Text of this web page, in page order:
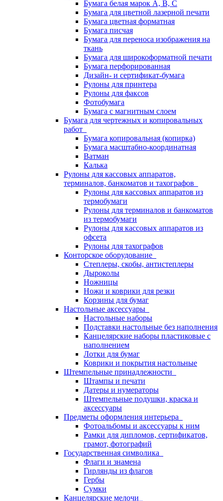
Бумага белая марок А, В, С
Бумага для цветной лазерной печати
Бумага цветная форматная
Бумага писчая
Бумага для переноса изображения на
ткань
Бумага для широкоформатной печати
Бумага перфорированная
Дизайн- и сертификат-бумага
Рулоны для принтера
Рулоны для факсов
Фотобумага
Бумага с магнитным слоем
Бумага для чертежных и копировальных
работ
Бумага копировальная (копирка)
Бумага масштабно-координатная
Ватман
Калька
Рулоны для кассовых аппаратов,
терминалов, банкоматов и тахографов
Рулоны для кассовых аппаратов из
термобумаги
Рулоны для терминалов и банкоматов
из термобумаги
Рулоны для кассовых аппаратов из
офсета
Рулоны для тахографов
Конторское оборудование
Степлеры, скобы, антистеплеры
Дыроколы
Ножницы
Ножи и коврики для резки
Корзины для бумаг
Настольные аксессуары
Настольные наборы
Подставки настольные без наполнения
Канцелярские наборы пластиковые с
наполнением
Лотки для бумаг
Коврики и покрытия настольные
Штемпельные принадлежности
Штампы и печати
Датеры и нумераторы
Штемпельные подушки, краска и
аксессуары
Предметы оформления интерьера
Фотоальбомы и аксессуары к ним
Рамки для дипломов, сертификатов,
грамот, фотографий
Государственная символика
Флаги и знамена
Гирлянды из флагов
Гербы
Сумки
Канцелярские мелочи